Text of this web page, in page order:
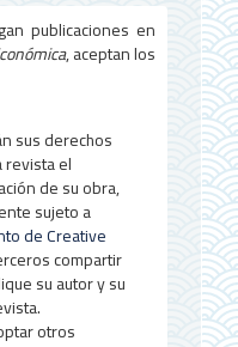
publicaciones en
, aceptan los
sus derechos
revista el
de su obra,
sujeto a
de Creative
compartir
su autor y su
otros